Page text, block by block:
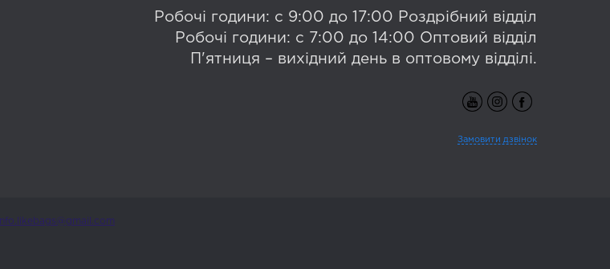
Робочі години: с 9:00 до 17:00 Роздрібний відділ
Робочі години: с 7:00 до 14:00 Оптовий відділ
П'ятниця – вихідний день в оптовому відділі.
Замовити дзвінок
info.likebags@gmail.com